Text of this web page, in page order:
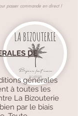
passer commande en direct !
DE
générales
à toutes les
La Bizouterie
par le biais